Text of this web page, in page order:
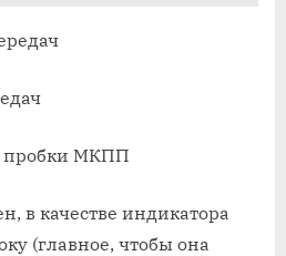
пробки МКПП
в качестве индикатора
(главное, чтобы она